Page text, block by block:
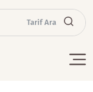
Tarif Ara